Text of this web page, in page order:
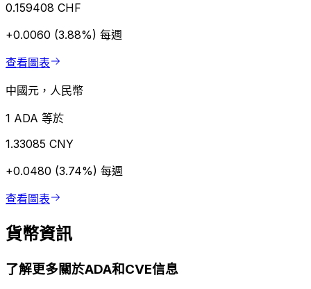
0.159408 CHF
+0.0060 (3.88%) 每週
查看圖表
中國元，人民幣
1 ADA 等於
1.33085 CNY
+0.0480 (3.74%) 每週
查看圖表
貨幣資訊
了解更多關於ADA和CVE信息